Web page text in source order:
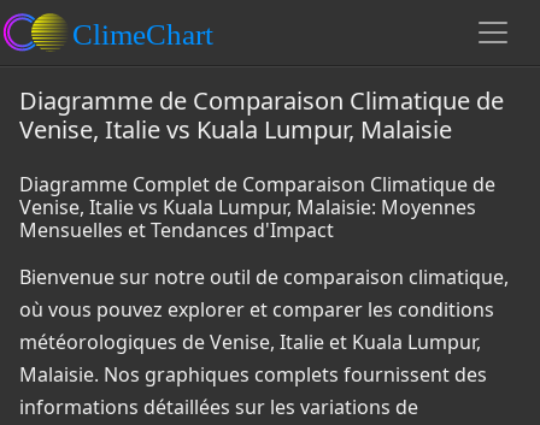
Diagramme de Comparaison Climatique de
Venise, Italie vs Kuala Lumpur, Malaisie
Diagramme Complet de Comparaison Climatique de
Venise, Italie vs Kuala Lumpur, Malaisie: Moyennes
Mensuelles et Tendances d'Impact
Bienvenue sur notre outil de comparaison climatique,
où vous pouvez explorer et comparer les conditions
météorologiques de Venise, Italie et Kuala Lumpur,
Malaisie. Nos graphiques complets fournissent des
informations détaillées sur les variations de